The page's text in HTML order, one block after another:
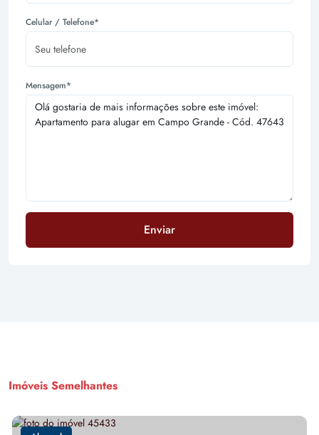
Celular / Telefone*
Mensagem*
Enviar
Imóveis Semelhantes